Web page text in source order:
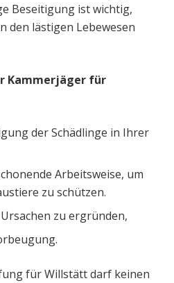
Beseitigung ist wichtig,
den lästigen Lebewesen
Kammerjäger für
der Schädlinge in Ihrer
Arbeitsweise, um
zu schützen.
zu ergründen,
für Willstätt darf keinen